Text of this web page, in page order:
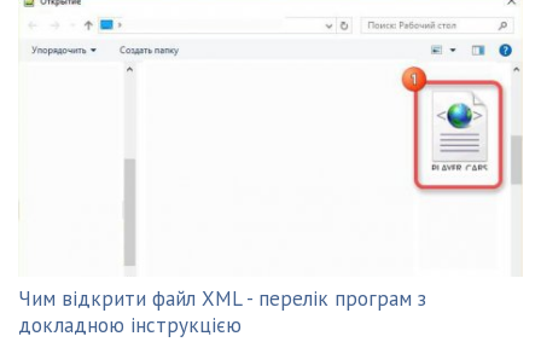
Чим відкрити файл XML - перелік програм з
докладною інструкцією